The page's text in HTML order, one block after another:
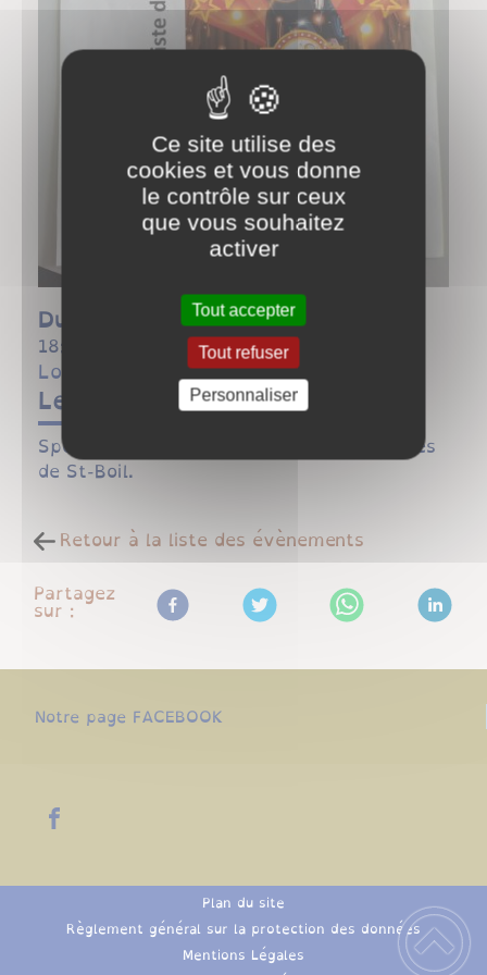
Du 16/02/22 à 15:00 au16/02/22 à
18:00
Loisirs
Le clown Diego à St-Boil
Spectacle pour enfants à la salle des fêtes
de St-Boil.
Retour à la liste des évènements
Partagez
sur :
Notre page FACEBOOK
Plan du site
Règlement général sur la protection des données
Mentions Légales
Ce site utilise des
cookies et vous donne
le contrôle sur ceux
que vous souhaitez
activer
Tout accepter
Tout refuser
Personnaliser